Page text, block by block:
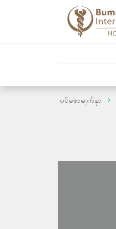
ပင်မစာမျက်နှာ